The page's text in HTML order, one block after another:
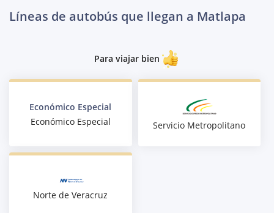
Líneas de autobús que llegan a Matlapa
Para viajar bien
Económico Especial
Económico Especial
Servicio Metropolitano
Norte de Veracruz